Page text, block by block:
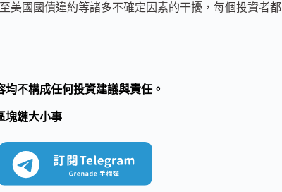
美國國債違約等諸多不確定因素的干擾，每個投資者都
不構成任何投資建議與責任。
塊鏈大小事